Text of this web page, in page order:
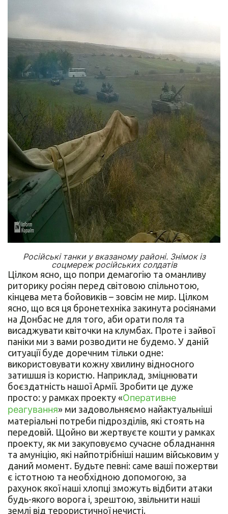
Російські танки у вказаному районі. Знімок із
соцмереж російських солдатів
Цілком ясно, що попри демагогію та оманливу
риторику росіян перед світовою спільнотою,
кінцева мета бойовиків – зовсім не мир. Цілком
ясно, що вся ця бронетехніка закинута росіянами
на Донбас не для того, аби орати поля та
висаджувати квіточки на клумбах. Проте і зайвої
паніки ми з вами розводити не будемо. У даній
ситуації буде доречним тільки одне:
використовувати кожну хвилину відносного
затишшя із користю. Наприклад, зміцнювати
боєздатність нашої Армії. Зробити це дуже
просто: у рамках проекту «Оперативне
реагування» ми задовольняємо найактуальніші
матеріальні потреби підрозділів, які стоять на
передовій. Щойно ви жертвуєте кошти у рамках
проекту, як ми закуповуємо сучасне обладнання
та амуніцію, які найпотрібніші нашим військовим у
даний момент. Будьте певні: саме ваші пожертви
є істотною та необхідною допомогою, за
рахунок якої наші хлопці зможуть відбити атаки
будь-якого ворога і, зрештою, звільнити наші
землі від терористичної нечисті.